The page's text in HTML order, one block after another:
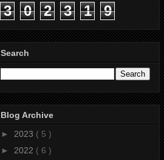
3 0 2 3 1 9
Search
Blog Archive
► 2023 ( 5 )
► 2022 ( 6 )